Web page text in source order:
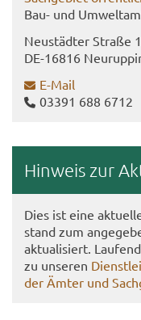
Bau- und
Neu­städ­ter Stra­ße
DE-​16816
E-​Mail
03391 688 6712
Hin­weis zur
Dies ist eine
stand zum
ak­tua­li­siert.
zu un­se­ren
der Ämter und